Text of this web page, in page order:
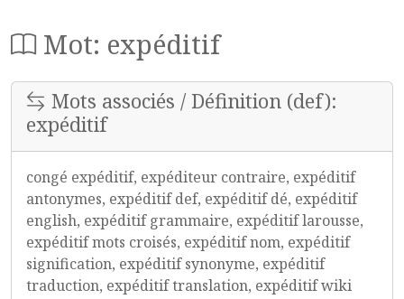
Mot: expéditif
Mots associés / Définition (def):
expéditif
congé expéditif, expéditeur contraire, expéditif
antonymes, expéditif def, expéditif dé, expéditif
english, expéditif grammaire, expéditif larousse,
expéditif mots croisés, expéditif nom, expéditif
signification, expéditif synonyme, expéditif
traduction, expéditif translation, expéditif wiki